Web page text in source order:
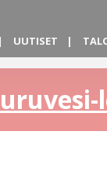
UUTISET